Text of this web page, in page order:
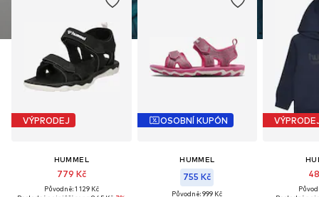
VÝPRODEJ
HUMMEL
779 Kč
Původně: 1 129 Kč
OSOBNÍ KUPÓN
HUMMEL
755 Kč
Původně: 999 Kč